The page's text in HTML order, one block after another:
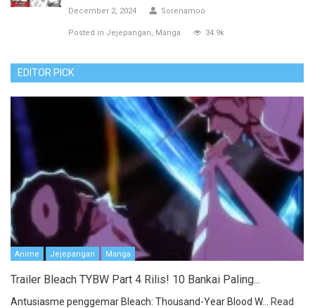
December 2, 2024 Sorenamoo
Posted in Jejepangan Manga 34.9k
EDITOR PICK
Anime Jejepangan Manga
Trailer Bleach TYBW Part 4 Rilis! 10 Bankai Paling...
Antusiasme penggemar Bleach: Thousand-Year Blood W...
Read